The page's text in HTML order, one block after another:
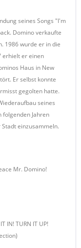
seines Songs "I'm
Domino verkaufte
1986 wurde er in die
erhielt er einen
Haus in New
Er selbst konnte
gegolten hatte.
seines
Jahren
einzusammeln.
Mr. Domino!
IN! TURN IT UP!